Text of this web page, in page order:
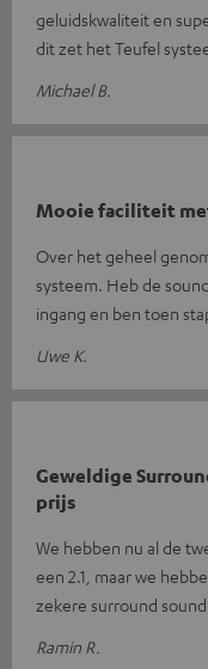
geluidskwaliteit en
dit zet het Teufel
Michael B.
Mooie faciliteit
Over het geheel
systeem. Heb de
ingang en ben toen
Uwe K.
Geweldige
prijs
We hebben nu al de
een 2.1, maar we
zekere surround
Ramin R.